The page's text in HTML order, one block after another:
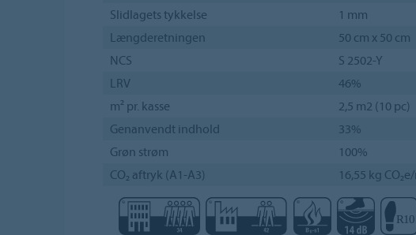
Slidlagets tykkelse
1 mm
Længderetningen
50 cm x 50 cm
NCS
S 2502-Y
LRV
46%
m² pr. kasse
2,5 m2 (10 pc)
Genanvendt indhold
33%
Grøn strøm
100%
CO₂ aftryk (A1-A3)
16,55 kg